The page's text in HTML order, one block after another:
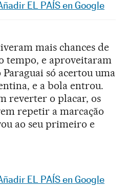
Facebook
en Twitter
Redes Sociales
EL PAÍS en Google
mais chances de
tempo, e aproveitaram
Paraguai só acertou uma
e a bola entrou.
reverter o placar, os
repetir a marcação
ao seu primeiro e
Facebook
en Twitter
Redes Sociales
EL PAÍS en Google